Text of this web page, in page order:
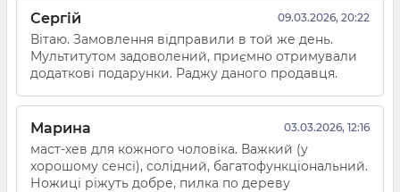
Сергій 09.03.2026, 20:22
Вітаю. Замовлення відправили в той же день.
Мультитутом задоволений, приємно отримували
додаткові подарунки. Раджу даного продавця.
Марина 03.03.2026, 12:16
маст-хев для кожного чоловіка. Важкий (у
хорошому сенсі), солідний, багатофункціональний.
Ножиці ріжуть добре, пилка по дереву